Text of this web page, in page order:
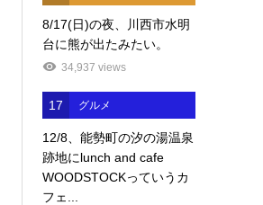
8/17(日)の夜、川西市水明
台に熊が出たみたい。
34,937 views
17 グルメ
12/8、能勢町の汐の湯温泉
跡地にlunch and cafe
WOODSTOCKっていうカ
フェ...